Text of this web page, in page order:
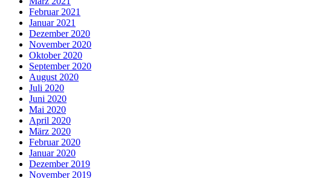
Februar 2021
Januar 2021
Dezember 2020
November 2020
Oktober 2020
September 2020
August 2020
Juli 2020
Juni 2020
Mai 2020
April 2020
März 2020
Februar 2020
Januar 2020
Dezember 2019
November 2019